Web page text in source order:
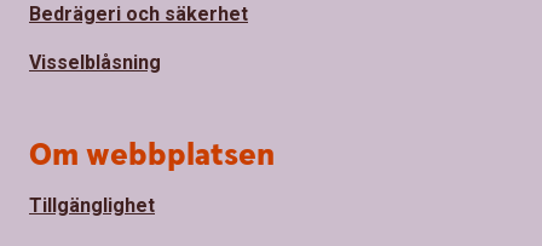
Bedrägeri och säkerhet
Visselblåsning
Om webbplatsen
Tillgänglighet